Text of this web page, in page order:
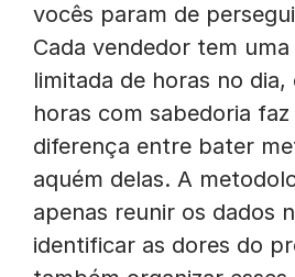
vocês param de
Cada vendedor tem
limitada de horas no dia,
horas com sabedoria
diferença entre bater
aquém delas. A
apenas reunir os dados
identificar as dores do